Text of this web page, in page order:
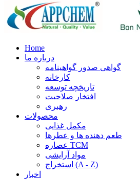
Home
درباره ما
گواهی صدور گواهینامه
کارخانه
تاریخچه توسعه
افتخار صلاحیت
رهبری
محصولات
مکمل غذایی
طعم دهنده ها و عطرها
عصاره TCM
مواد آرایشی
استخراج (A - Z)
اخبار